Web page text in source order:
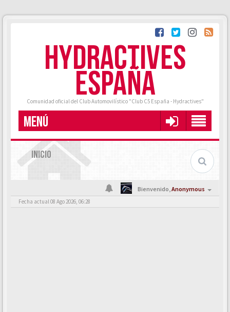
HYDRACTIVES
ESPAÑA
Comunidad oficial del Club Automovilístico "Club C5 España - Hydractives"
MENÚ
INICIO
Bienvenido,Anonymous
Fecha actual 08 Ago 2026, 06:28